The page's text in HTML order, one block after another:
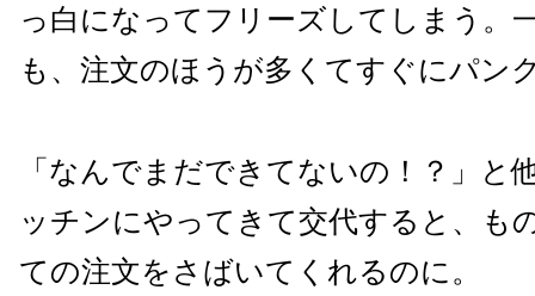
っ白になってフリーズしてしまう。
も、注文のほうが多くてすぐにパン
「なんでまだできてないの！？」と
ッチンにやってきて交代すると、も
ての注文をさばいてくれるのに。